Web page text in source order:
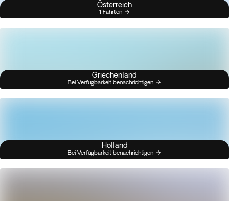
Österreich
1 Fahrten
Griechenland
Bei Verfügbarkeit benachrichtigen
Holland
Bei Verfügbarkeit benachrichtigen